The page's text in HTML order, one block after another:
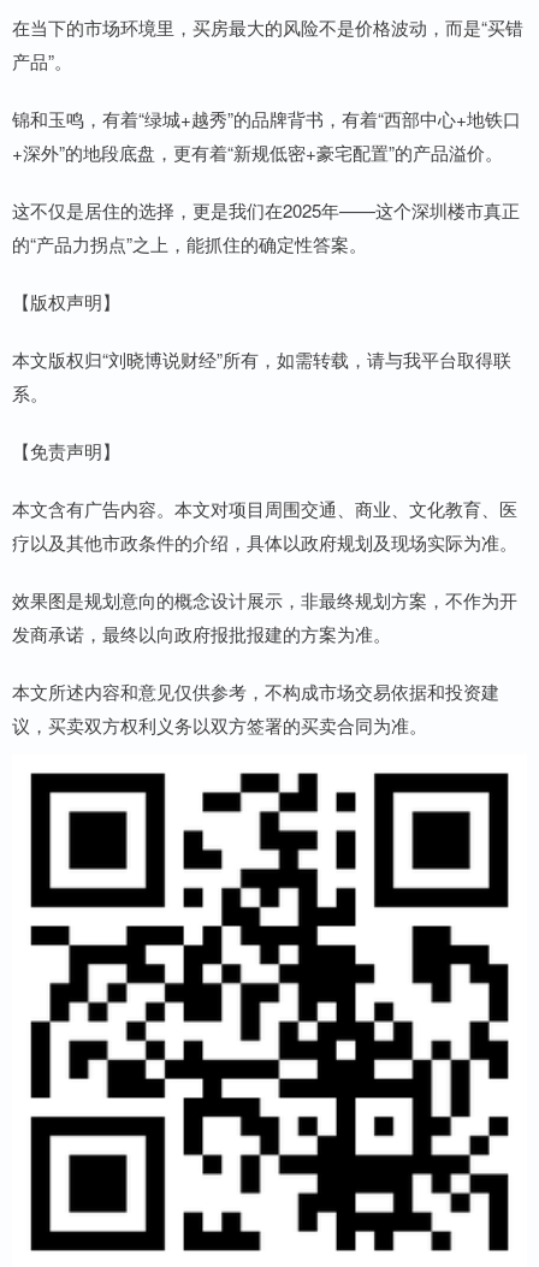
在当下的市场环境里，买房最大的风险不是价格波动，而是“买错
产品”。
锦和玉鸣，有着“绿城+越秀”的品牌背书，有着“西部中心+地铁口
+深外”的地段底盘，更有着“新规低密+豪宅配置”的产品溢价。
这不仅是居住的选择，更是我们在2025年——这个深圳楼市真正
的“产品力拐点”之上，能抓住的确定性答案。
【版权声明】
本文版权归“刘晓博说财经”所有，如需转载，请与我平台取得联
系。
【免责声明】
本文含有广告内容。本文对项目周围交通、商业、文化教育、医
疗以及其他市政条件的介绍，具体以政府规划及现场实际为准。
效果图是规划意向的概念设计展示，非最终规划方案，不作为开
发商承诺，最终以向政府报批报建的方案为准。
本文所述内容和意见仅供参考，不构成市场交易依据和投资建
议，买卖双方权利义务以双方签署的买卖合同为准。